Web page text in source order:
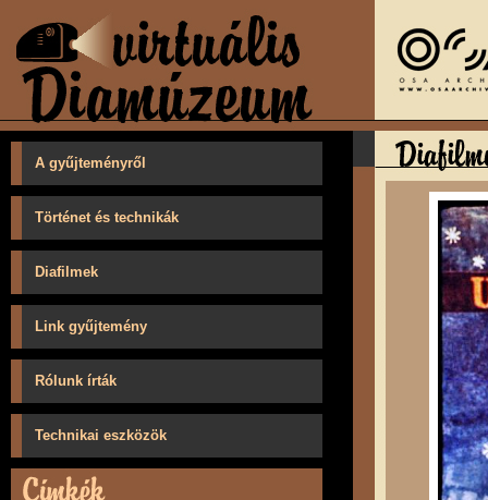
A gyűjteményről
Történet és technikák
Diafilmek
Link gyűjtemény
Rólunk írták
Technikai eszközök